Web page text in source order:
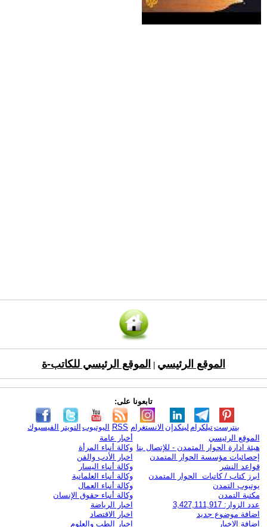
الموقع الرئيسي الموقع الرئيسي للكاتب-ة
تابعونا على:
الفيسبوك التويتر اليوتيوب RSS الانستغرام لينكدإن تيلكرامبنترست
الموقع الرئيسي
هيئة ادارة الحوار المتمدن - للإتصال بنا
إحصائيات مؤسسة الحوار المتمدن
قواعد النشر
ابرز كتاب / كاتبات الحوار المتمدن
يوتيوب التمدن
مكتبة التمدن
عدد الزوار: 3,427,111,917
اضافة موضوع جديد
اضافة الاخبار
أخبار عامة
وكالة أنباء المرأة
اخبار الأدب والفن
وكالة أنباء اليسار
وكالة أنباء العلمانية
وكالة أنباء العمال
وكالة أنباء حقوق الإنسان
اخبار الرياضة
اخبار الاقتصاد
اخبار الطب والعلوم